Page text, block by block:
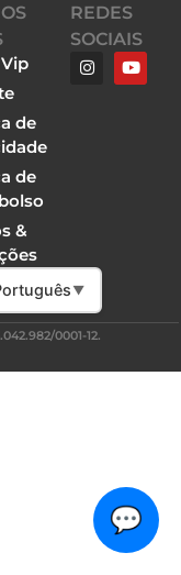
💬
de
de
&
▼
REDES
SOCIAIS
0001-12.